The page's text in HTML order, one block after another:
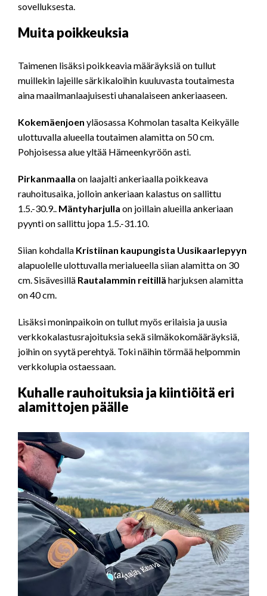
sovelluksesta.
Muita poikkeuksia
Taimenen lisäksi poikkeavia määräyksiä on tullut
muillekin lajeille särkikaloihin kuuluvasta toutaimesta
aina maailmanlaajuisesti uhanalaiseen ankeriaaseen.
Kokemäenjoen yläosassa Kohmolan tasalta Keikyälle
ulottuvalla alueella toutaimen alamitta on 50 cm.
Pohjoisessa alue yltää Hämeenkyröön asti.
Pirkanmaalla on laajalti ankeriaalla poikkeava
rauhoitusaika, jolloin ankeriaan kalastus on sallittu
1.5.-30.9.. Mäntyharjulla on joillain alueilla ankeriaan
pyynti on sallittu jopa 1.5.-31.10.
Siian kohdalla Kristiinan kaupungista Uusikaarlepyyn
alapuolelle ulottuvalla merialueella siian alamitta on 30
cm. Sisävesillä Rautalammin reitillä harjuksen alamitta
on 40 cm.
Lisäksi moninpaikoin on tullut myös erilaisia ja uusia
verkkokalastusrajoituksia sekä silmäkokomääräyksiä,
joihin on syytä perehtyä. Toki näihin törmää helpommin
verkkolupia ostaessaan.
Kuhalle rauhoituksia ja kiintiöitä eri
alamittojen päälle